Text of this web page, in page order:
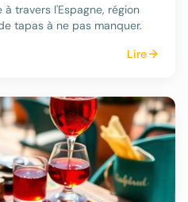
travers l'Espagne, région
tapas à ne pas manquer.
Lire